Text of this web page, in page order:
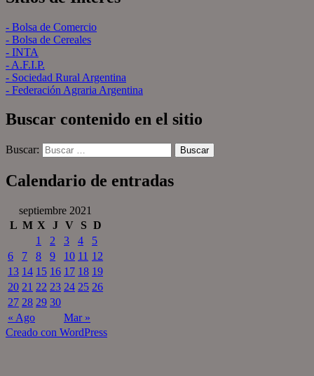
- Bolsa de Comercio
- Bolsa de Cereales
- INTA
- A.F.I.P.
- Sociedad Rural Argentina
- Federación Agraria Argentina
Buscar contenido en el sitio
Buscar:
Calendario de entradas
septiembre 2021
L M X J V S D
« Ago Mar »
1 2 3 4
5
6
7 8 9 10 11 12
13 14 15 16 17 18 19
20 21 22 23 24 25 26
27 28 29 30
Creado con WordPress